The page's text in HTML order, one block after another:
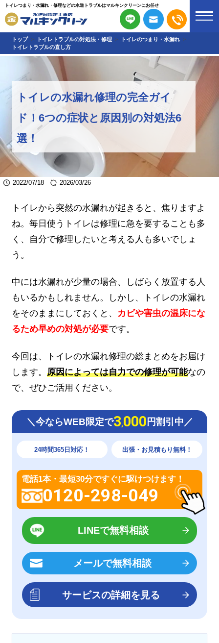
トイレつまり・水漏れ・修理などの水道トラブルはマルキンクリーンにお任せ
トップ トイレトラブルの対処法・修理
トイレのつまり・水漏れ
トイレトラブルの直し方
トイレの水漏れ修理の完全ガイ
ド！6つの症状と原因別の対処法6
選！
2022/07/18 2026/03/26
トイレから突然の水漏れが起きると、焦りますよ
ね。毎日使うトイレは修理に急を要することも多
く、自分で修理したいと考える人も多いでしょ
う。
中には水漏れが少量の場合、しばらく放置する人
もいるかもしれません。しかし、トイレの水漏れ
をそのままにしておくと、 カビや害虫の温床にな
るため早めの対処が必要です。
今回は、トイレの水漏れ修理の総まとめをお届け
します。 原因によっては自力での修理が可能なの
で、ぜひご活用ください。
＼今ならWEB限定で3,000 円割引中／
24時間365日対応！ 出張・お見積もり無料！
電話1本・最短30分ですぐに駆けつけます！
0120-298-049
LINEで無料相談
メールで無料相談
サービスの詳細を見る